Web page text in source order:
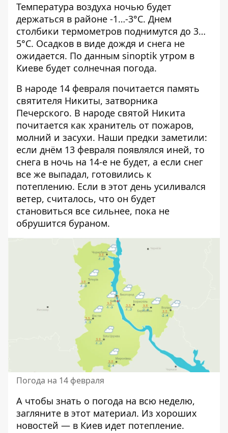
Температура воздуха ночью будет
держаться в районе -1…-3°C. Днем
столбики термометров поднимутся до 3…
5°C. Осадков в виде дождя и снега не
ожидается. По данным sinoptik утром в
Киеве будет солнечная погода.
В народе 14 февраля почитается память
святителя Никиты, затворника
Печерского. В народе святой Никита
почитается как хранитель от пожаров,
молний и засухи. Наши предки заметили:
если днём 13 февраля появлялся иней, то
снега в ночь на 14-е не будет, а если снег
все же выпадал, готовились к
потеплению. Если в этот день усиливался
ветер, считалось, что он будет
становиться все сильнее, пока не
обрушится бураном.
Погода на 14 февраля
А чтобы знать о погода на всю неделю,
загляните в этот материал. Из хороших
новостей — в Киев идет потепление.